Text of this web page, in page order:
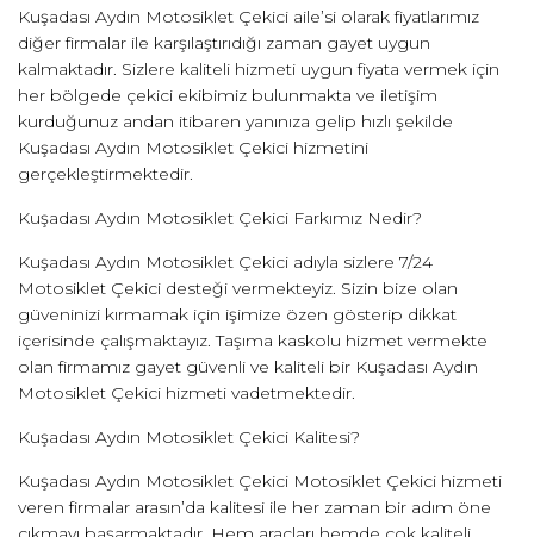
Kuşadası Aydın Motosiklet Çekici aile’si olarak fiyatlarımız
diğer firmalar ile karşılaştırıdığı zaman gayet uygun
kalmaktadır. Sizlere kaliteli hizmeti uygun fiyata vermek için
her bölgede çekici ekibimiz bulunmakta ve iletişim
kurduğunuz andan itibaren yanınıza gelip hızlı şekilde
Kuşadası Aydın Motosiklet Çekici hizmetini
gerçekleştirmektedir.
Kuşadası Aydın Motosiklet Çekici Farkımız Nedir?
Kuşadası Aydın Motosiklet Çekici adıyla sizlere 7/24
Motosiklet Çekici desteği vermekteyiz. Sizin bize olan
güveninizi kırmamak için işimize özen gösterip dikkat
içerisinde çalışmaktayız. Taşıma kaskolu hizmet vermekte
olan firmamız gayet güvenli ve kaliteli bir Kuşadası Aydın
Motosiklet Çekici hizmeti vadetmektedir.
Kuşadası Aydın Motosiklet Çekici Kalitesi?
Kuşadası Aydın Motosiklet Çekici Motosiklet Çekici hizmeti
veren firmalar arasın’da kalitesi ile her zaman bir adım öne